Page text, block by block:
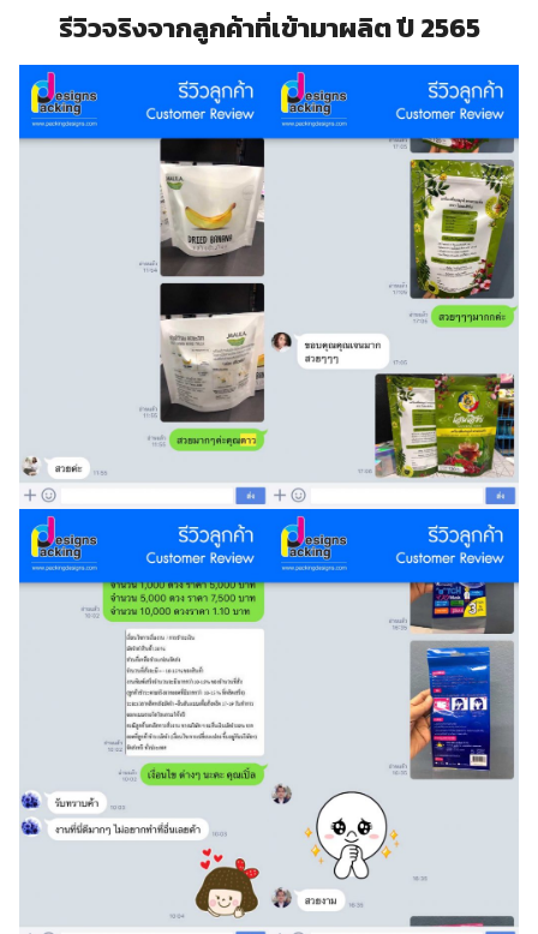
รีวิวจริงจากลูกค้าที่เข้ามาผลิต ปี 2565